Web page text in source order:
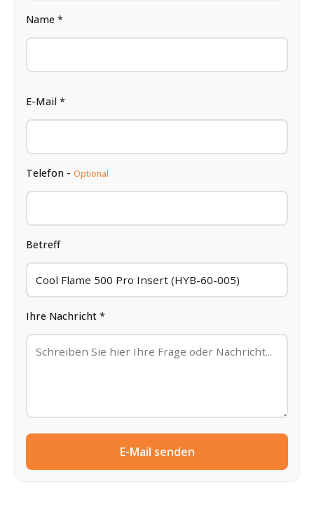
Name *
E-Mail *
Telefon - Optional
Betreff
Ihre Nachricht *
E-Mail senden